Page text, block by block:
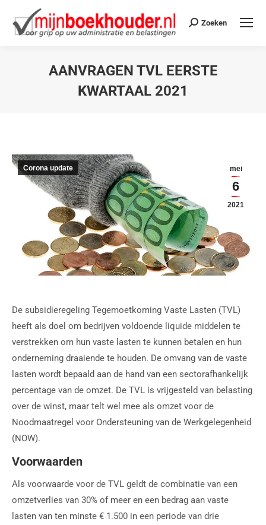
Zoeken
AANVRAGEN TVL EERSTE
KWARTAAL 2021
mei
6
2021
Corona update
De subsidieregeling Tegemoetkoming Vaste Lasten (TVL)
heeft als doel om bedrijven voldoende liquide middelen te
verstrekken om hun vaste lasten te kunnen betalen en hun
onderneming draaiende te houden. De omvang van de vaste
lasten wordt bepaald aan de hand van een sectorafhankelijk
percentage van de omzet. De TVL is vrijgesteld van belasting
over de winst, maar telt wel mee als omzet voor de
Noodmaatregel voor Ondersteuning van de Werkgelegenheid
(NOW).
Voorwaarden
Als voorwaarde voor de TVL geldt de combinatie van een
omzetverlies van 30% of meer en een bedrag aan vaste
lasten van ten minste € 1.500 in een periode van drie